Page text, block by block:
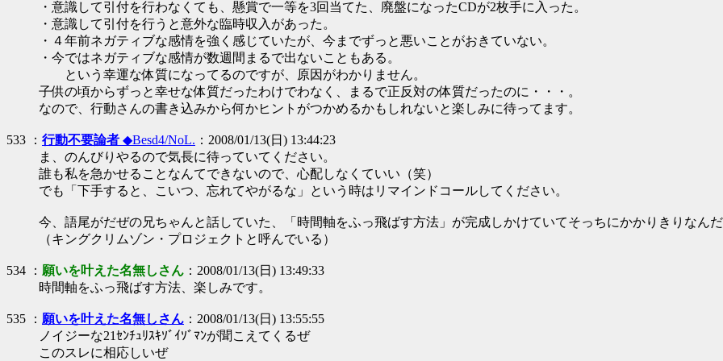
・意識して引付を行わなくても、懸賞で一等を3回当てた、廃盤になったCDが2枚手に入った。
・意識して引付を行うと意外な臨時収入があった。
・４年前ネガティブな感情を強く感じていたが、今までずっと悪いことがおきていない。
・今ではネガティブな感情が数週間まるで出ないこともある。
という幸運な体質になってるのですが、原因がわかりません。
子供の頃からずっと幸せな体質だったわけでわなく、まるで正反対の体質だったのに・・・。
なので、行動さんの書き込みから何かヒントがつかめるかもしれないと楽しみに待ってます。
533 ： 行動不要論者 ◆Besd4/NoL. ：2008/01/13(日) 13:44:23
ま、のんびりやるので気長に待っていてください。
誰も私を急かせることなんてできないので、心配しなくていい（笑）
でも「下手すると、こいつ、忘れてやがるな」という時はリマインドコールしてください。
今、語尾がだぜの兄ちゃんと話していた、「時間軸をふっ飛ばす方法」が完成しかけていてそっちにかかりきりなん
（キングクリムゾン・プロジェクトと呼んでいる）
534 ： 願いを叶えた名無しさん ：2008/01/13(日) 13:49:33
時間軸をふっ飛ばす方法、楽しみです。
535 ： 願いを叶えた名無しさん ：2008/01/13(日) 13:55:55
ノイジーな21ｾﾝﾁｭﾘｽｷｿﾞｲｿﾞﾏﾝが聞こえてくるぜ
このスレに相応しいぜ